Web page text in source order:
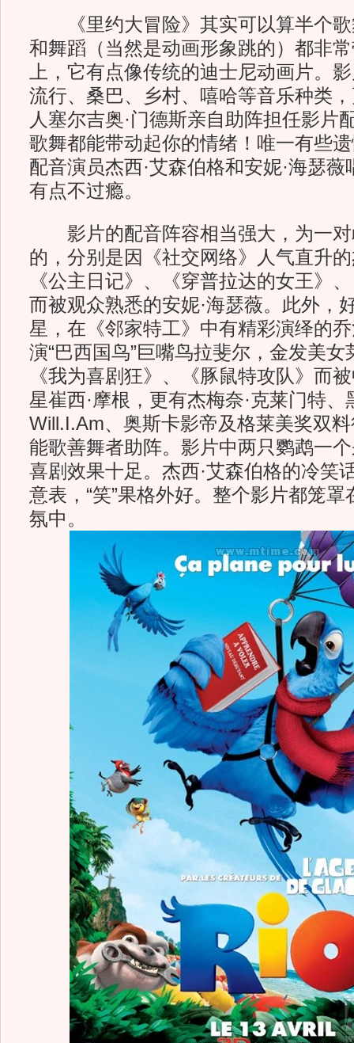
《里约大冒险》其实可以算半个歌
和舞蹈（当然是动画形象跳的）都非
上，它有点像传统的迪士尼动画片。
流行、桑巴、乡村、嘻哈等音乐种类
人塞尔吉奥·门德斯亲自助阵担任影片
歌舞都能带动起你的情绪！唯一有些
配音演员杰西·艾森伯格和安妮·海瑟
有点不过瘾。
影片的配音阵容相当强大，为一对
的，分别是因《社交网络》人气直升
《公主日记》、《穿普拉达的女王》
而被观众熟悉的安妮·海瑟薇。此外，
星，在《邻家特工》中有精彩演绎的
演“巴西国鸟”巨嘴鸟拉斐尔，金发美女
《我为喜剧狂》、《豚鼠特攻队》而
星崔西·摩根，更有杰梅奈·克莱门特、
Will.I.Am、奥斯卡影帝及格莱美奖双
能歌善舞者助阵。影片中两只鹦鹉一
喜剧效果十足。杰西·艾森伯格的冷笑
意表，“笑”果格外好。整个影片都笼
氛中。